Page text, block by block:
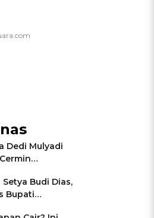
Dedi Mulyadi
Keamanan
Budi Dias,
Bupati